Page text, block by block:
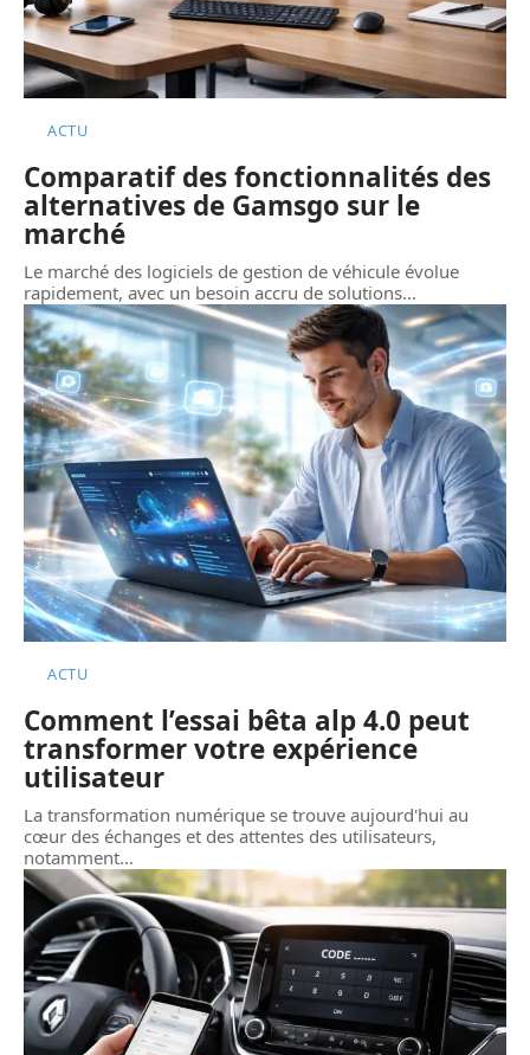
ACTU
Comparatif des fonctionnalités des
alternatives de Gamsgo sur le
marché
Le marché des logiciels de gestion de véhicule évolue
rapidement, avec un besoin accru de solutions…
ACTU
Comment l’essai bêta alp 4.0 peut
transformer votre expérience
utilisateur
La transformation numérique se trouve aujourd'hui au
cœur des échanges et des attentes des utilisateurs,
notamment…